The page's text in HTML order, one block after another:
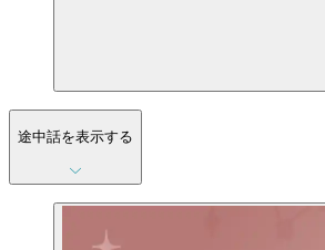
途中話を表示する